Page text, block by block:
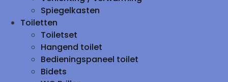
Spiegelkasten
Toiletten
Toiletset
Hangend toilet
Bedieningspaneel toilet
Bidets